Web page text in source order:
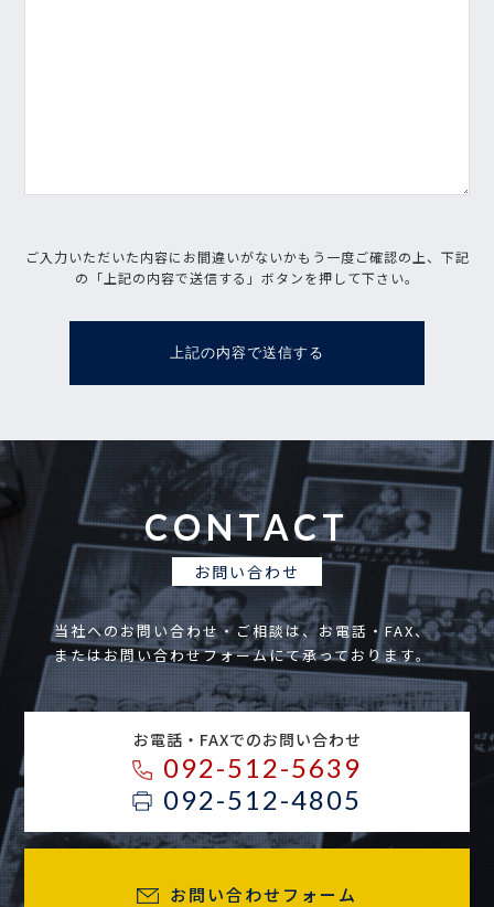
ご入力いただいた内容にお間違いがないかもう一度ご確認の上、下記
の「上記の内容で送信する」ボタンを押して下さい。
CONTACT
お問い合わせ
当社へのお問い合わせ・ご相談は、お電話・FAX、
またはお問い合わせフォームにて承っております。
お電話・FAXでのお問い合わせ
092-512-5639
092-512-4805
お問い合わせフォーム